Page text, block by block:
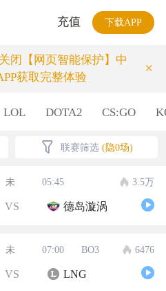
充值 下载APP
闭【网页智能保护】中
获取完整体验
×
LOL DOTA2 CS:GO
联赛筛选 (隐0场)
未 05:45 3.5万
VS 德岛漩涡
未 07:00 BO3 6476
VS LNG